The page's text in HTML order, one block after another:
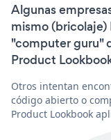
Algunas
mismo
"computer guru"
Product
Otros intentan
código abierto o
Product Lookbook